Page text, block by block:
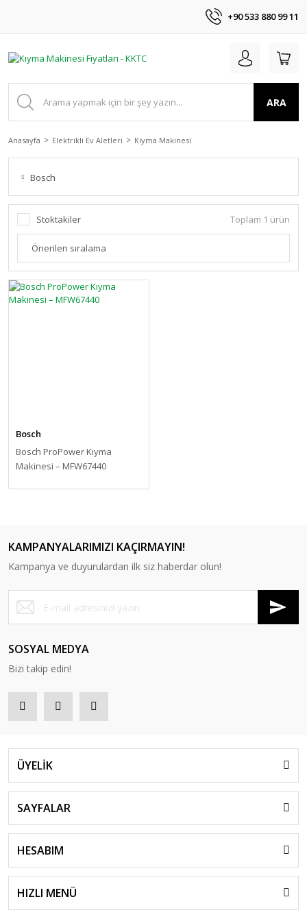
+90 533 880 99 11
ARA
Anasayfa Elektrikli Ev Aletleri Kıyma Makinesi
Bosch
Stoktakiler Toplam 1 ürün
Bosch
Bosch ProPower Kıyma
Makinesi – MFW67440
KAMPANYALARIMIZI KAÇIRMAYIN!
Kampanya ve duyurulardan ilk siz haberdar olun!
SOSYAL MEDYA
Bizi takip edin!
ÜYELİK
SAYFALAR
HESABIM
HIZLI MENÜ